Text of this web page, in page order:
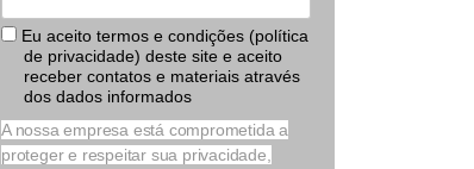
Eu aceito termos e condições (política
de privacidade) deste site e aceito
receber contatos e materiais através
dos dados informados
A nossa empresa está comprometida a
proteger e respeitar sua privacidade,